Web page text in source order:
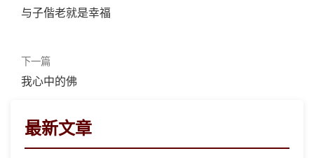
与子偕老就是幸福
下一篇
我心中的佛
最新文章